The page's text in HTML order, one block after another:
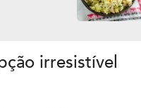
irresistível